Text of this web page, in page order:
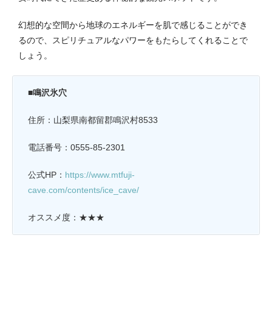
幻想的な空間から地球のエネルギーを肌で感じることができ
るので、スピリチュアルなパワーをもたらしてくれることで
しょう。
■鳴沢氷穴
住所：山梨県南都留郡鳴沢村8533
電話番号：0555-85-2301
公式HP： https://www.mtfuji-
cave.com/contents/ice_cave/
オススメ度：★★★